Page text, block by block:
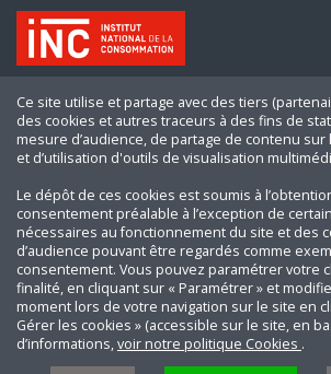
Ce site utilise et partage avec des tiers
des cookies et autres traceurs à des fins de
mesure d’audience, de partage de contenu
et d’utilisation d'outils de visualisation
Le dépôt de ces cookies est soumis à
consentement préalable à l’exception de
nécessaires au fonctionnement du site et des
d’audience pouvant être regardés comme
consentement. Vous pouvez paramétrer votre
finalité, en cliquant sur « Paramétrer » et
moment lors de votre navigation sur le site en
Gérer les cookies » (accessible sur le site, en
d’informations,voir notre politique Cookies .